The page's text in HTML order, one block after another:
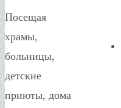
Посещая
храмы,
больницы,
детские
приюты, дома